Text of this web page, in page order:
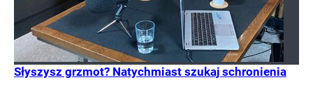
Słyszysz grzmot? Natychmiast szukaj schronienia